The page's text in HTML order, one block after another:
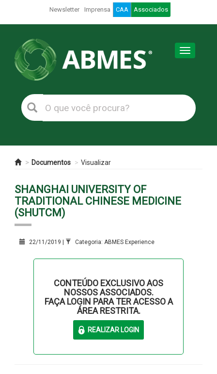
Newsletter Imprensa CAA Associados
Toggle
Documentos Visualizar
SHANGHAI UNIVERSITY OF
TRADITIONAL CHINESE MEDICINE
(SHUTCM)
22/11/2019 | Categoria: ABMES Experience
CONTEÚDO EXCLUSIVO AOS
NOSSOS ASSOCIADOS.
FAÇA LOGIN PARA TER ACESSO A
ÁREA RESTRITA.